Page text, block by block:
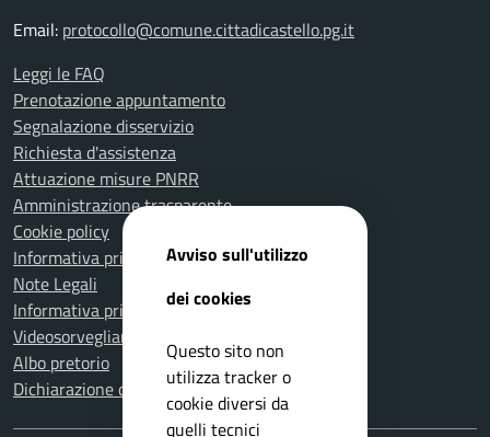
Email: protocollo@comune.cittadicastello.pg.it
Leggi le FAQ
Prenotazione appuntamento
Segnalazione disservizio
Richiesta d'assistenza
Attuazione misure PNRR
Amministrazione trasparente
Cookie policy
Informativa privacy
Note Legali
Informativa privacy Polizia Locale
Videosorveglianza e privacy
Albo pretorio
Dichiarazione di accessibilità
Avviso sull'utilizzo
dei cookies
Questo sito non
utilizza tracker o
cookie diversi da
quelli tecnici